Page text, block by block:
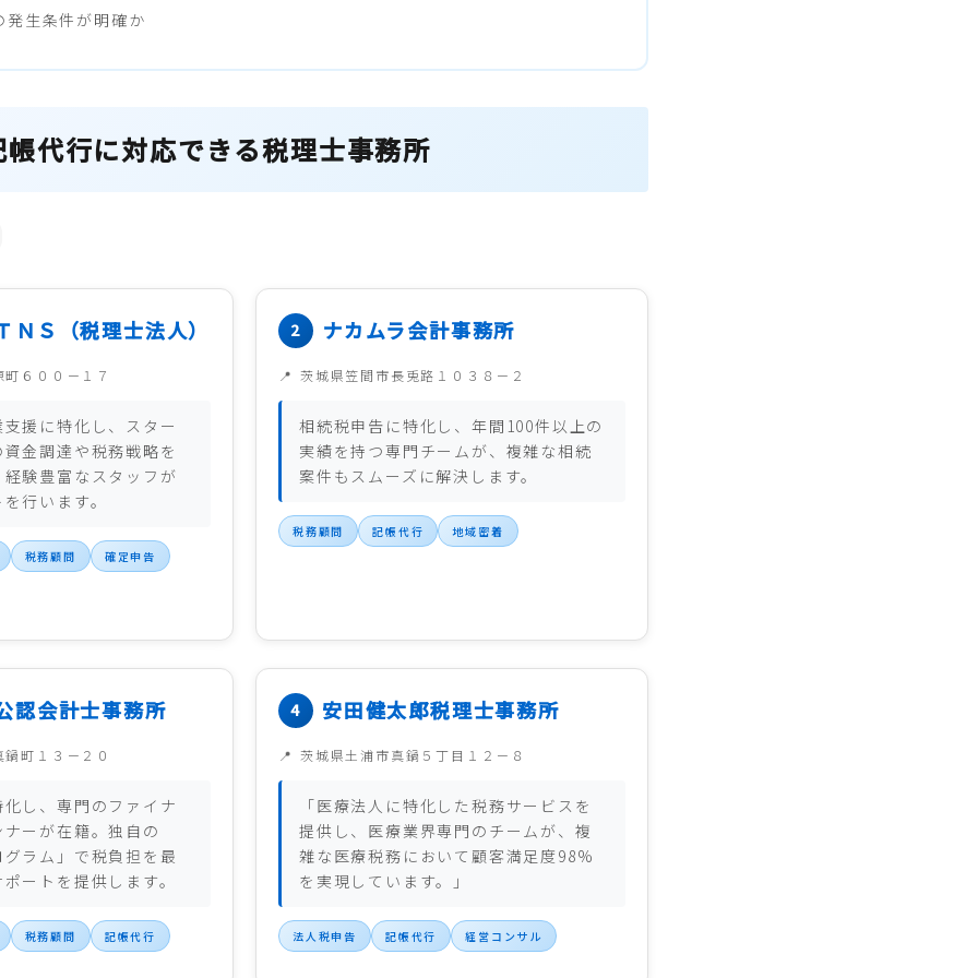
発生条件が明確か
代行に対応できる税理士事務所
ＮＳ（税理士法人）
６００－１７
援に特化し、スター
金調達や税務戦略を
験豊富なスタッフが
行います。
税務顧問 確定申告
ナカムラ会計事務所
茨城県笠間市長兎路１０３８－２
相続税申告に特化し、年間100件以上の
実績を持つ専門チームが、複雑な相続
案件もスムーズに解決します。
税務顧問 記帳代行 地域密着
認会計士事務所
町１３－２０
し、専門のファイナ
ーが在籍。独自の
ラム」で税負担を最
ートを提供します。
税務顧問 記帳代行
安田健太郎税理士事務所
茨城県土浦市真鍋５丁目１２－８
「医療法人に特化した税務サービスを
提供し、医療業界専門のチームが、複
雑な医療税務において顧客満足度98%
を実現しています。」
法人税申告 記帳代行 経営コンサル